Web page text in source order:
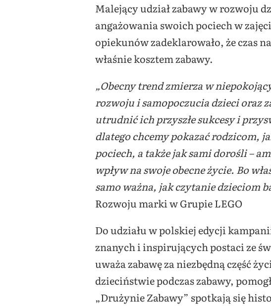
Malejący udział zabawy w rozwoju
angażowania swoich pociech w
opiekunów zadeklarowało, że czas
właśnie kosztem zabawy.
„Obecny trend zmierza w
rozwoju i samopoczucia dzieci oraz
utrudnić ich przyszłe sukcesy i
dlatego chcemy pokazać rodzicom,
pociech, a także jak sami dorośli –
wpływ na swoje obecne życie. Bo
samo ważna, jak czytanie dzieciom
Rozwoju marki w Grupie LEGO
Do udziału w polskiej edycji
znanych i inspirujących postaci ze
uważa zabawę za niezbędną część
dzieciństwie podczas zabawy,
„Drużynie Zabawy” spotkają się